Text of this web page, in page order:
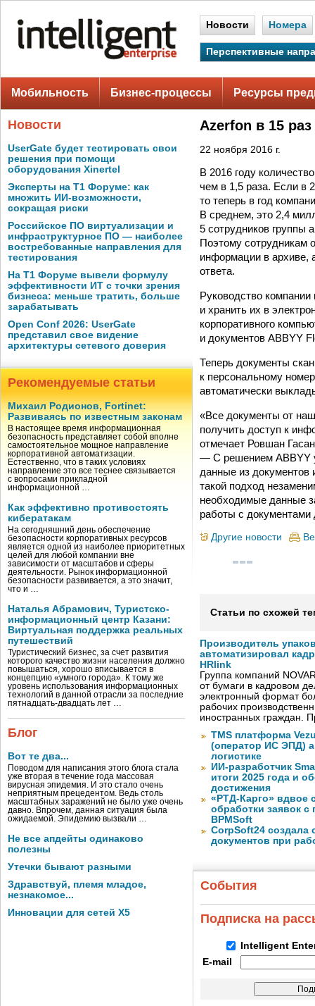
Новости Номера
Перспективные
Мобильность Бизнес-процессы Ресурсы
Новости
UserGate будет тестировать свои
решения при помощи
оборудования Xinertel
Эксперты на Т1 Форуме: как
множить ИИ-возможности,
сокращая риски
Российское ПО виртуализации и
инфраструктурное ПО — наиболее
востребованные направления для
тестирования
На Т1 Форуме вывели формулу
эффективности ИТ с точки зрения
бизнеса: меньше тратить, больше
зарабатывать
Open Conf 2026: UserGate
представил свое видение
архитектуры сетевого доверия
Рекомендуемые статьи
Михаил Родионов, Fortinet:
Развиваясь по известным законам
В настоящее время информационная
безопасность представляет собой вполне
самостоятельное мощное направление
корпоративной автоматизации.
Естественно, что в таких условиях
направление это все теснее связывается
с вопросами прикладной
информационной …
Как эффективно противостоять
кибератакам
На сегодняшний день обеспечение
безопасности корпоративных ресурсов
является одной из наиболее приоритетных
целей для любой компании вне
зависимости от масштабов и сферы
деятельности. Рынок информационной
безопасности развивается, а это значит,
что и …
Наталья Абрамович, Туристско-
информационный центр Казани:
Виртуальная поддержка реальных
путешествий
Туристический бизнес, за счет развития
которого качество жизни населения должно
повышаться, хорошо вписывается в
концепцию «умного города». К тому же
уровень использования информационных
технологий в данной отрасли за последние
пятнадцать-двадцать лет …
Блог
Вот те два...
Поводом для написания этого блога стала
уже вторая в течение года массовая
вирусная эпидемия. И это стало очень
неприятным прецедентом. Ведь столь
масштабных заражений не было уже очень
давно. Впрочем, данная ситуация была
ожидаемой. Эпидемию вызвали …
Не все апдейты одинаково
полезны
Утечки бывают разными
Здравствуй, племя младое,
незнакомое...
Инновации для сетей X5
Azerfon в 15
22 ноября 2016 г.
В 2016 году
чем в 1,5 раза. Если в
то теперь в год
В среднем, это 2,4
5 сотрудников группы
Поэтому сотрудникам
информации в архиве,
ответа.
Руководство
и хранить их в
корпоративного
и документов ABBYY
Теперь документы
к персональному
автоматически
«Все документы от
получить доступ к
отмечает Ровшан
— С решением ABBYY
данные из документов
такой подход
необходимые данные
работы с документами
Другие новости
Статьи по схожей
Производитель
автоматизировал
HRlink
Группа компаний
от бумаги в кадровом
электронный формат
рабочих
иностранных граждан.
TMS платформа
(оператор ИС ЭПД)
логистике
ИИ-разработчик
итоги 2025 года и
достижения
«РТД-Карго» вдвое
обработки заявок
BPMSoft
CorpSoft24 создала
документов при
События
Подписка на
Intelligent
E-mail